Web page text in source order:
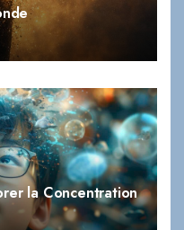
la Concentration